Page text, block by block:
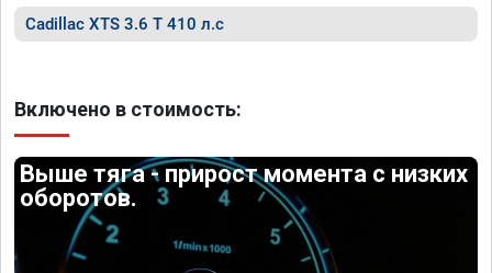
Cadillac XTS 3.6 T 410 л.с
Включено в стоимость:
Выше тяга - прирост момента с низких
оборотов.